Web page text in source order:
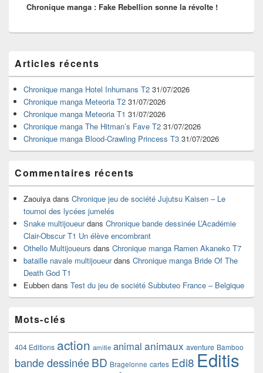
suivant :
Chronique manga : Fake Rebellion sonne la révolte !
principale
de
widget
pour
barre
latérale
Articles récents
Chronique manga Hotel Inhumans T2 31/07/2026
Chronique manga Meteoria T2 31/07/2026
Chronique manga Meteoria T1 31/07/2026
Chronique manga The Hitman’s Fave T2 31/07/2026
Chronique manga Blood-Crawling Princess T3 31/07/2026
Commentaires récents
Zaouiya dans Chronique jeu de société Jujutsu Kaisen – Le
tournoi des lycées jumelés
Snake multijoueurdans Chronique bande dessinée L’Académie
Clair-Obscur T1 Un élève encombrant
Othello Multijoueurs dans Chronique manga Ramen Akaneko T7
bataille navale multijoueurdans Chronique manga Bride Of The
Death God T1
Eubben dans Test du jeu de société Subbuteo France – Belgique
Mots-clés
404 Editions action amitie animal animaux aventure Bamboo
bande dessinéeBD Bragelonne cartes Edi8 Editis